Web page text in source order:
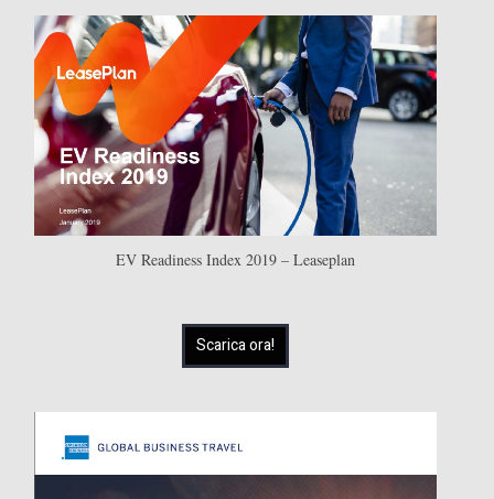
EV Readiness Index 2019 – Leaseplan
Scarica ora!